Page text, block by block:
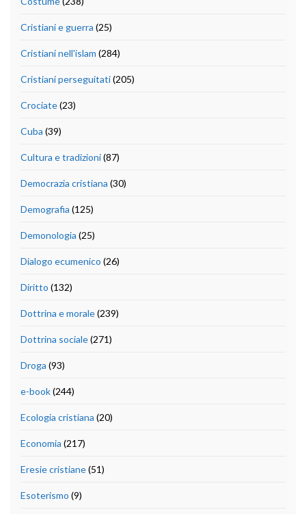
Cristiani e guerra (25)
Cristiani nell'islam (284)
Cristiani perseguitati(205)
Crociate(23)
Cuba (39)
Cultura e tradizioni(87)
Democrazia cristiana (30)
Demografia (125)
Demonologia (25)
Dialogo ecumenico (26)
Diritto (132)
Dottrina e morale(239)
Dottrina sociale(271)
Droga (93)
e-book(244)
Ecologia cristiana (20)
Economia (217)
Eresie cristiane(51)
Esoterismo (9)